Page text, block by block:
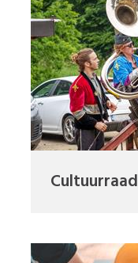
Cultuurraad